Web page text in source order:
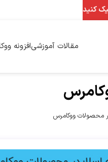
مقالات آموزشیافزونه
محصولات ووکامرس
کنید